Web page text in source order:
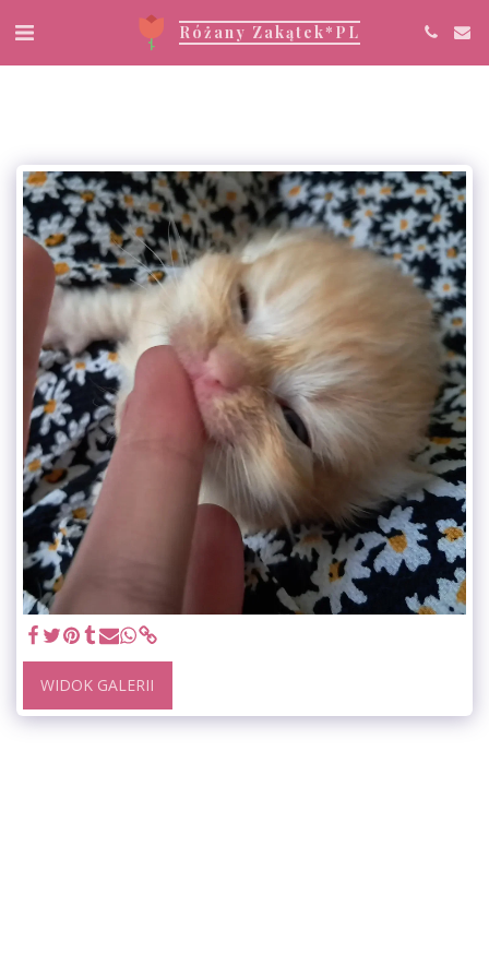
Różany Zakątek*PL
WIDOK GALERII